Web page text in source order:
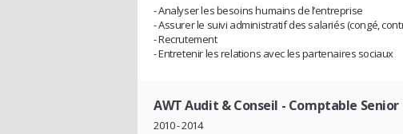
- Analyser les besoins humains de l’entreprise
- Assurer le suivi administratif des salariés (congé,
- Recrutement
- Entretenir les relations avec les partenaires sociaux
AWT Audit & Conseil - Comptable Senior
2010 - 2014